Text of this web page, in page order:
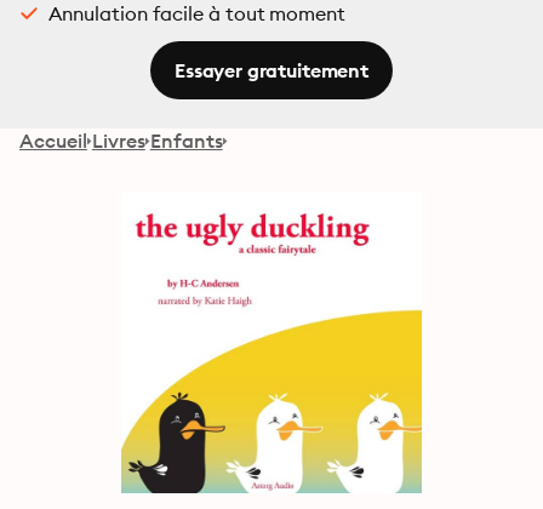
Annulation facile à tout moment
Essayer gratuitement
Accueil Livres Enfants